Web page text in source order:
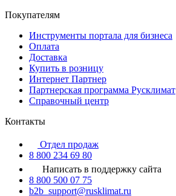
Покупателям
Инструменты портала для бизнеса
Оплата
Доставка
Купить в розницу
Интернет Партнер
Партнерская программа Русклимат
Справочный центр
Контакты
Отдел продаж
8 800 234 69 80
Написать в поддержку сайта
8 800 500 07 75
b2b_support@rusklimat.ru